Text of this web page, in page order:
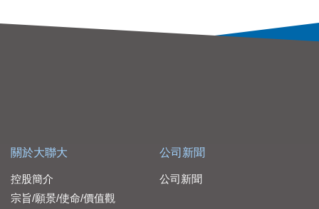
關於大聯大
控股簡介
宗旨/願景/使命/價值觀
公司新聞
公司新聞